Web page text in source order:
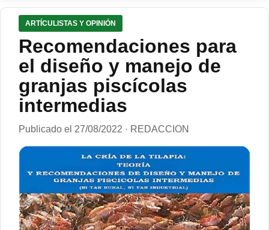
ARTÍCULISTAS Y OPINIÓN
Recomendaciones para
el diseño y manejo de
granjas piscícolas
intermedias
Publicado el 27/08/2022 · REDACCION